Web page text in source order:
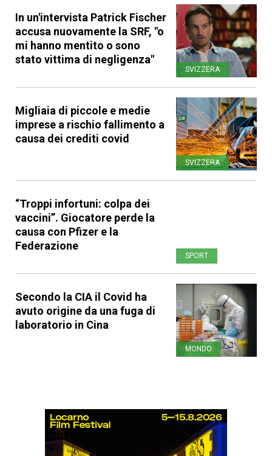
In un'intervista Patrick Fischer
accusa nuovamente la SRF, "o
mi hanno mentito o sono
stato vittima di negligenza"
SVIZZERA
Migliaia di piccole e medie
imprese a rischio fallimento a
causa dei crediti covid
SVIZZERA
“Troppi infortuni: colpa dei
vaccini”. Giocatore perde la
causa con Pfizer e la
Federazione
SPORT
Secondo la CIA il Covid ha
avuto origine da una fuga di
laboratorio in Cina
MONDO